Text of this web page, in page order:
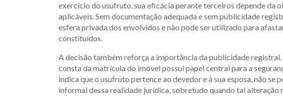
exercício do usufruto, sua eficácia perante terceiros depende da
aplicáveis. Sem documentação adequada e sem publicidade
esfera privada dos envolvidos e não pode ser utilizado para
constituídos.
A decisão também reforça a importância da publicidade
consta da matrícula do imóvel possui papel central para a
indica que o usufruto pertence ao devedor e à sua esposa, não se
informal dessa realidade jurídica, sobretudo quando tal